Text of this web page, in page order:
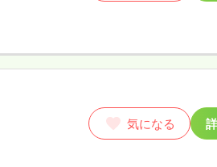
気になる